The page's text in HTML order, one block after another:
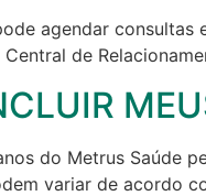
agendar
de
do Metrus Saúde
variar de acordo